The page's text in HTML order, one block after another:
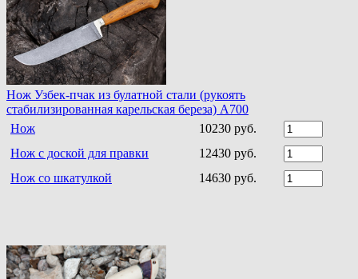
Нож Узбек-пчак из булатной стали (рукоять
стабилизированная карельская береза) A700
Нож
10230 руб.
Нож с доской для правки
12430 руб.
Нож со шкатулкой
14630 руб.